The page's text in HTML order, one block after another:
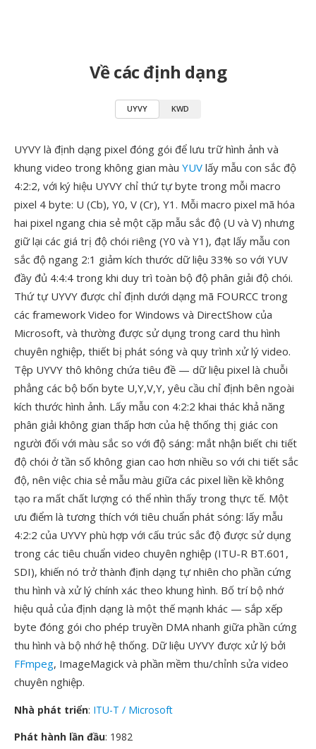
Về các định dạng
UYVY KWD
UYVY là định dạng pixel đóng gói để lưu trữ hình ảnh và
khung video trong không gian màu YUV lấy mẫu con sắc độ
4:2:2, với ký hiệu UYVY chỉ thứ tự byte trong mỗi macro
pixel 4 byte: U (Cb), Y0, V (Cr), Y1. Mỗi macro pixel mã hóa
hai pixel ngang chia sẻ một cặp mẫu sắc độ (U và V) nhưng
giữ lại các giá trị độ chói riêng (Y0 và Y1), đạt lấy mẫu con
sắc độ ngang 2:1 giảm kích thước dữ liệu 33% so với YUV
đầy đủ 4:4:4 trong khi duy trì toàn bộ độ phân giải độ chói.
Thứ tự UYVY được chỉ định dưới dạng mã FOURCC trong
các framework Video for Windows và DirectShow của
Microsoft, và thường được sử dụng trong card thu hình
chuyên nghiệp, thiết bị phát sóng và quy trình xử lý video.
Tệp UYVY thô không chứa tiêu đề — dữ liệu pixel là chuỗi
phẳng các bộ bốn byte U,Y,V,Y, yêu cầu chỉ định bên ngoài
kích thước hình ảnh. Lấy mẫu con 4:2:2 khai thác khả năng
phân giải không gian thấp hơn của hệ thống thị giác con
người đối với màu sắc so với độ sáng: mắt nhận biết chi tiết
độ chói ở tần số không gian cao hơn nhiều so với chi tiết sắc
độ, nên việc chia sẻ mẫu màu giữa các pixel liền kề không
tạo ra mất chất lượng có thể nhìn thấy trong thực tế. Một
ưu điểm là tương thích với tiêu chuẩn phát sóng: lấy mẫu
4:2:2 của UYVY phù hợp với cấu trúc sắc độ được sử dụng
trong các tiêu chuẩn video chuyên nghiệp (ITU-R BT.601,
SDI), khiến nó trở thành định dạng tự nhiên cho phần cứng
thu hình và xử lý chính xác theo khung hình. Bố trí bộ nhớ
hiệu quả của định dạng là một thế mạnh khác — sắp xếp
byte đóng gói cho phép truyền DMA nhanh giữa phần cứng
thu hình và bộ nhớ hệ thống. Dữ liệu UYVY được xử lý bởi
FFmpeg, ImageMagick và phần mềm thu/chỉnh sửa video
chuyên nghiệp.
Nhà phát triển: ITU-T / Microsoft
Phát hành lần đầu: 1982